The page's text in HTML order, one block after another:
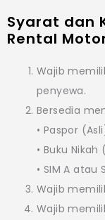
Syarat dan
Rental
Wajib
penyewa.
Bersedia
• Paspor
• Buku Nikah
• SIM A atau
Wajib
Wajib